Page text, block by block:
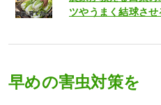
ツやうまく結球さ
早めの害虫対策を